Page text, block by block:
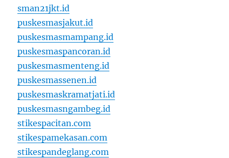
sman21jkt.id
puskesmasjakut.id
puskesmasmampang.id
puskesmaspancoran.id
puskesmasmenteng.id
puskesmassenen.id
puskesmaskramatjati.id
puskesmasngambeg.id
stikespacitan.com
stikespamekasan.com
stikespandeglang.com